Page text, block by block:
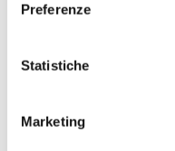
Preferenze
Statistiche
Marketing